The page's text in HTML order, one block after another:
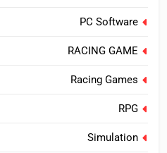
PC Software
RACING GAME
Racing Games
RPG
Simulation